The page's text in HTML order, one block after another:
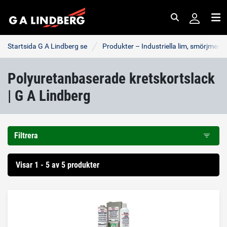
Startsida G A Lindberg se Produkter – Industriella lim,
Polyuretanbaserade kretskortslack
| G A Lindberg
Filtrera
Visar 1 - 5 av 5 produkter